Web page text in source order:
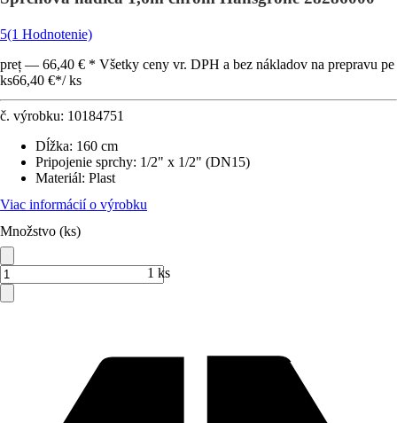
5(1 Hodnotenie)
preț — 66,40 € * Všetky ceny vr. DPH a bez nákladov na prepravu pe
ks66,40 €*/ ks
č. výrobku: 10184751
Dĺžka: 160 cm
Pripojenie sprchy: 1/2" x 1/2" (DN15)
Materiál: Plast
Viac informácií o výrobku
Množstvo (ks)
1 ks